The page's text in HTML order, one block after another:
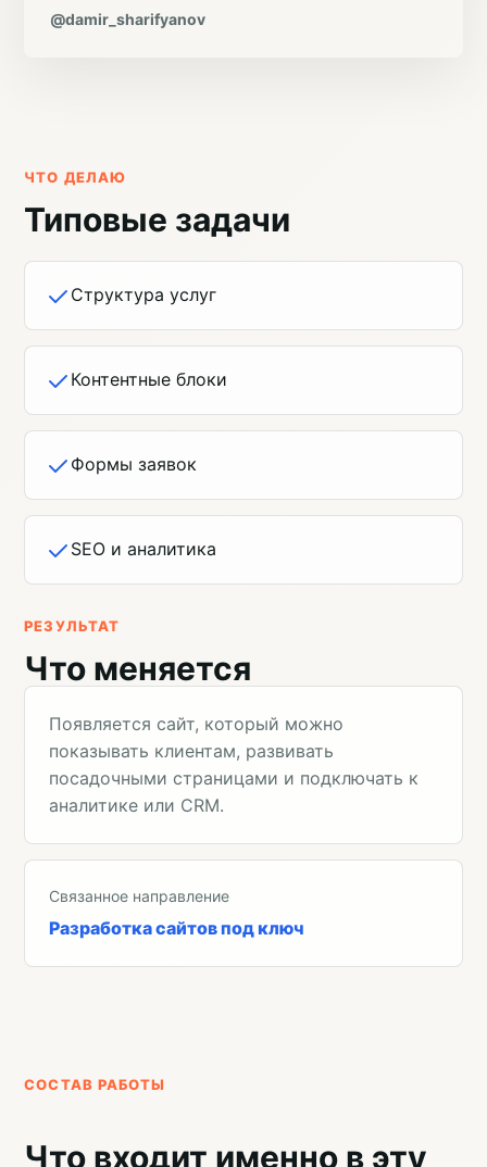
@damir_sharifyanov
ЧТО ДЕЛАЮ
Типовые задачи
Структура услуг
Контентные блоки
Формы заявок
SEO и аналитика
РЕЗУЛЬТАТ
Что меняется
Появляется сайт, который можно
показывать клиентам, развивать
посадочными страницами и подключать к
аналитике или CRM.
Связанное направление
Разработка сайтов под ключ
СОСТАВ РАБОТЫ
Что входит именно в эту